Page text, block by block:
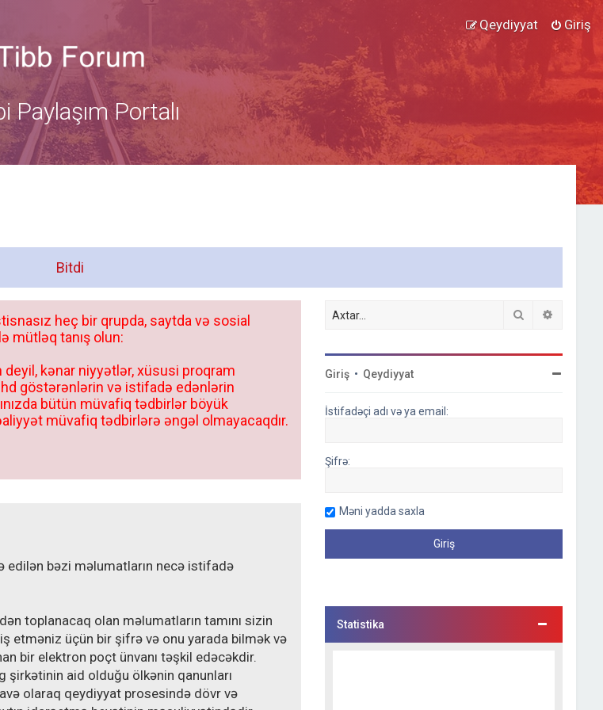
Giriş
Qeydiyyat
Paylaşım Portalı
Bitdi
heç bir qrupda, saytda və sosial
mütləq tanış olun:
kənar niyyətlər, xüsusi proqram
göstərənlərin və istifadə edənlərin
bütün müvafiq tədbirlər böyük
müvafiq tədbirlərə əngəl olmayacaqdır.
edilən bəzi məlumatların necə istifadə
toplanacaq olan məlumatların tamını sizin
etməniz üçün bir şifrə və onu yarada bilmək və
bir elektron poçt ünvanı təşkil edəcəkdir.
şirkətinin aid olduğu ölkənin qanunları
olaraq qeydiyyat prosesində dövr və
Axtar
Giriş • Qeydiyyat
İstifadəçi adı və ya email:
Şifrə:
Məni yadda saxla
Statistika